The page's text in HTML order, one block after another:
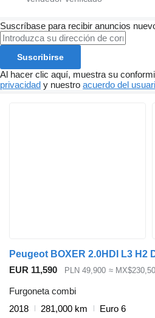
Suscríbase para recibir anuncios
Suscribirse
Al hacer clic aquí, muestra su
privacidad y nuestro acuerdo del
Peugeot BOXER 2.0HDI L3 H2
EUR 11,590
PLN 49,900 ≈
Furgoneta combi
2018
281,000 km
Euro 6